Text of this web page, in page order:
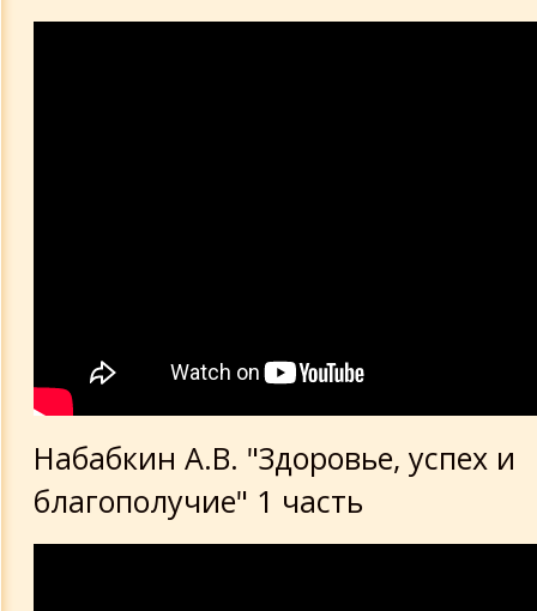
Набабкин А.В. "Здоровье, успех и
благополучие" 1 часть